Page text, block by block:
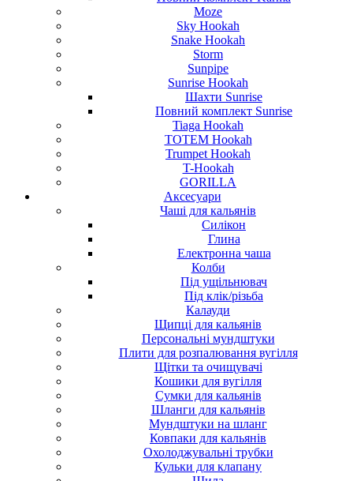
Moze
Sky Hookah
Snake Hookah
Storm
Sunpipe
Sunrise Hookah
Шахти Sunrise
Повний комплект Sunrise
Tiaga Hookah
TOTEM Hookah
Trumpet Hookah
T-Hookah
GORILLA
Аксесуари
Чаші для кальянів
Силікон
Глина
Електронна чаша
Колби
Під ущільнювач
Під клік/різьба
Калауди
Щипці для кальянів
Персональні мундштуки
Плити для розпалювання вугілля
Щітки та очищувачі
Кошики для вугілля
Сумки для кальянів
Шланги для кальянів
Мундштуки на шланг
Ковпаки для кальянів
Охолоджувальні трубки
Кульки для клапану